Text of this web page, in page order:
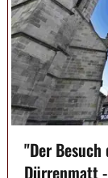
"Der
Dürrenmatt